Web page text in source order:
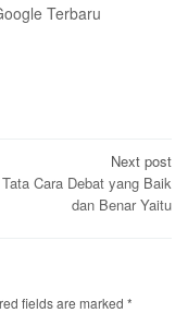
Terbaru
Next post
Cara Debat yang Baik
dan Benar Yaitu
fields are marked *